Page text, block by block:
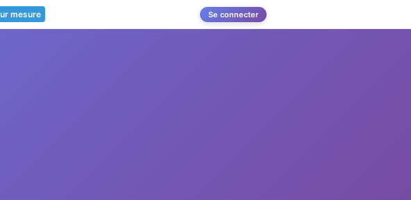
mesure Se connecter